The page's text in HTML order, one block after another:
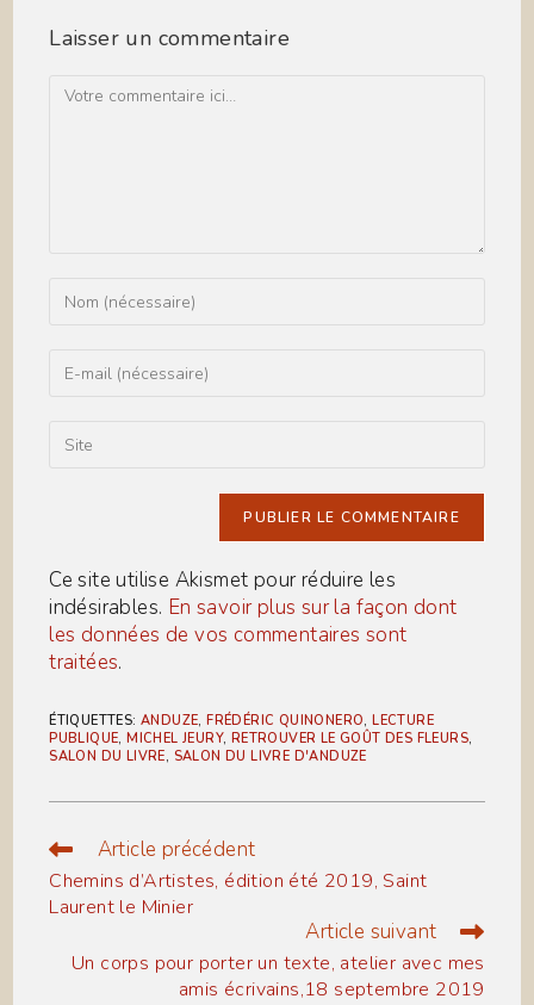
Laisser un commentaire
Comment
your
username
your
l’URL
Ce site utilise Akismet pour réduire les
indésirables. En savoir plus sur la façon dont
les données de vos commentaires sont
traitées.
ÉTIQUETTES:ANDUZE, FRÉDÉRIC QUINONERO, LECTURE
PUBLIQUE, MICHEL JEURY, RETROUVER LE GOÛT DES FLEURS,
SALON DU LIVRE, SALON DU LIVRE D'ANDUZE
Read
more
articles
Article précédent
Chemins d’Artistes, édition été 2019, Saint
Laurent le Minier
Article suivant
Un corps pour porter un texte, atelier avec mes
amis écrivains,18 septembre 2019